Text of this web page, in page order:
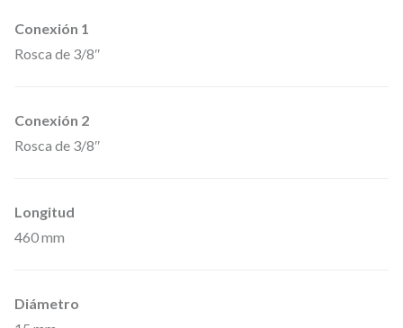
e
x
l
a
u
Conexión 1
Rosca de 3/8″
Conexión 2
Rosca de 3/8″
Longitud
460 mm
Diámetro